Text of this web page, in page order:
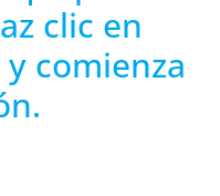
clic en
comienza